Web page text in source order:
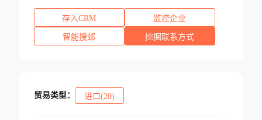
存入CRM 监控企业
智能搜邮 挖掘联系方式
贸易类型： 进口(20)